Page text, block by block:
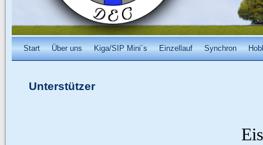
Start Über uns Kiga/SIP Mini´s Einzellauf Synchron
Unterstützer